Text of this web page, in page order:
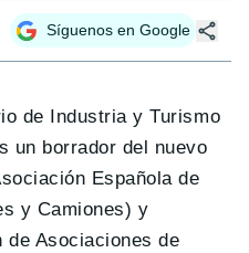
Síguenos en Google
de Industria y Turismo
un borrador del nuevo
Española de
y Camiones) y
de Asociaciones de